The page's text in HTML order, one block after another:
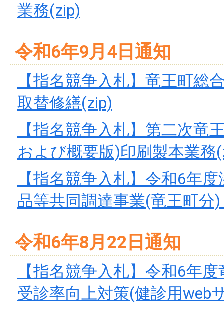
業務(zip)
令和6年9月4日通知
【指名競争入札】竜王町総
取替修繕(zip)
【指名競争入札】第二次竜
および概要版)印刷製本業務
【指名競争入札】令和6年
品等共同調達事業(竜王町分
令和6年8月22日通知
【指名競争入札】令和6年
受診率向上対策(健診用web